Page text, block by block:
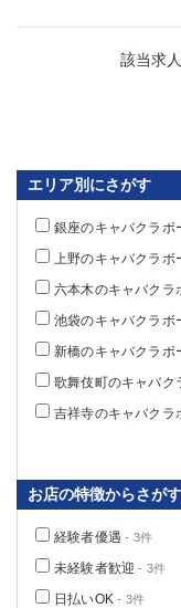
該当求
エリア別にさがす
銀座のキャバクラボ
上野のキャバクラボ
六本木のキャバクラ
池袋のキャバクラボ
新橋のキャバクラボ
歌舞伎町のキャバク
吉祥寺のキャバクラ
お店の特徴からさがす
経験者優遇 - 3件
未経験者歓迎 - 3件
日払いOK - 3件
0